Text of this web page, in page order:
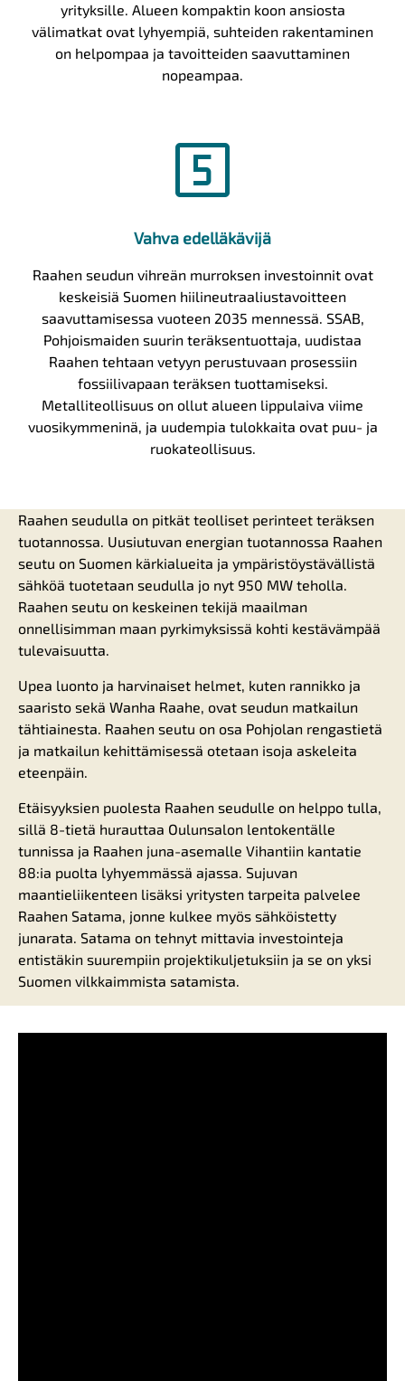
yrityksille. Alueen kompaktin koon ansiosta
välimatkat ovat lyhyempiä, suhteiden rakentaminen
on helpompaa ja tavoitteiden saavuttaminen
nopeampaa.
looks_5
Vahva edelläkävijä
Raahen seudun vihreän murroksen investoinnit ovat
keskeisiä Suomen hiilineutraaliustavoitteen
saavuttamisessa vuoteen 2035 mennessä. SSAB,
Pohjoismaiden suurin teräksentuottaja, uudistaa
Raahen tehtaan vetyyn perustuvaan prosessiin
fossiilivapaan teräksen tuottamiseksi.
Metalliteollisuus on ollut alueen lippulaiva viime
vuosikymmeninä, ja uudempia tulokkaita ovat puu- ja
ruokateollisuus.
Raahen seudulla on pitkät teolliset perinteet teräksen
tuotannossa. Uusiutuvan energian tuotannossa Raahen
seutu on Suomen kärkialueita ja ympäristöystävällistä
sähköä tuotetaan seudulla jo nyt 950 MW teholla.
Raahen seutu on keskeinen tekijä maailman
onnellisimman maan pyrkimyksissä kohti kestävämpää
tulevaisuutta.
Upea luonto ja harvinaiset helmet, kuten rannikko ja
saaristo sekä Wanha Raahe, ovat seudun matkailun
tähtiainesta. Raahen seutu on osa Pohjolan rengastietä
ja matkailun kehittämisessä otetaan isoja askeleita
eteenpäin.
Etäisyyksien puolesta Raahen seudulle on helppo tulla,
sillä 8-tietä hurauttaa Oulunsalon lentokentälle
tunnissa ja Raahen juna-asemalle Vihantiin kantatie
88:ia puolta lyhyemmässä ajassa. Sujuvan
maantieliikenteen lisäksi yritysten tarpeita palvelee
Raahen Satama, jonne kulkee myös sähköistetty
junarata. Satama on tehnyt mittavia investointeja
entistäkin suurempiin projektikuljetuksiin ja se on yksi
Suomen vilkkaimmista satamista.